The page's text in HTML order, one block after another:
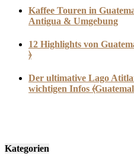
Kaffee Touren in
Antigua & Umgebung
12 Highlights von
⦒
Der ultimative Lago
wichtigen Infos
Kategorien